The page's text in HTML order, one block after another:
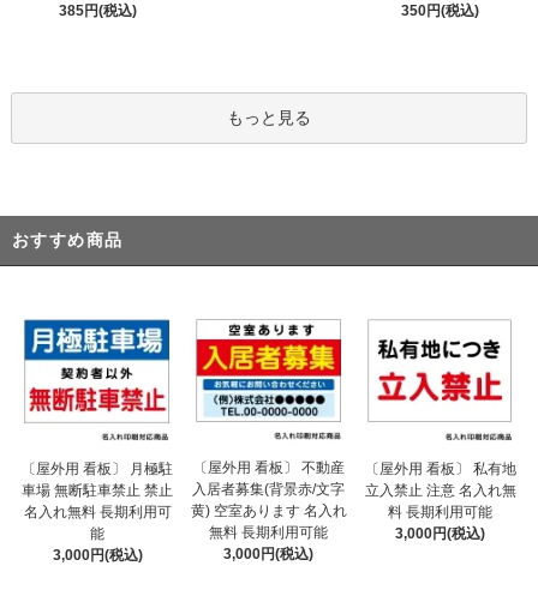
385円(税込)
350円(税込)
もっと見る
おすすめ商品
〔屋外用 看板〕 月極駐
車場 無断駐車禁止 禁止
名入れ無料 長期利用可
能
3,000円(税込)
〔屋外用 看板〕 不動産
入居者募集(背景赤/文字
黄) 空室あります 名入れ
無料 長期利用可能
3,000円(税込)
〔屋外用 看板〕 私有地
立入禁止 注意 名入れ無
料 長期利用可能
3,000円(税込)